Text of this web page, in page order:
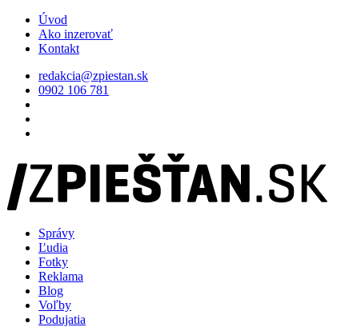
Úvod
Ako inzerovať
Kontakt
redakcia@zpiestan.sk
0902 106 781
Správy
Ľudia
Fotky
Reklama
Blog
Voľby
Podujatia